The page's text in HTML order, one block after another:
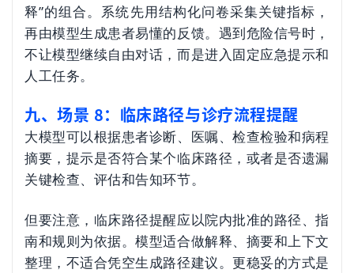
释”的组合。系统先用结构化问卷采集关键指标，
再由模型生成患者易懂的反馈。遇到危险信号时，
不让模型继续自由对话，而是进入固定应急提示和
人工任务。
九、场景 8：临床路径与诊疗流程提醒
大模型可以根据患者诊断、医嘱、检查检验和病程
摘要，提示是否符合某个临床路径，或者是否遗漏
关键检查、评估和告知环节。
但要注意，临床路径提醒应以院内批准的路径、指
南和规则为依据。模型适合做解释、摘要和上下文
整理，不适合凭空生成路径建议。更稳妥的方式是